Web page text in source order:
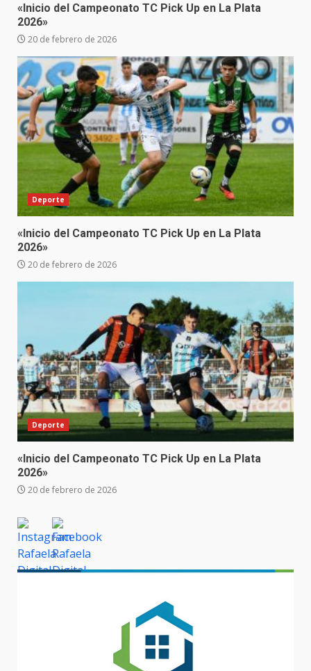
«Inicio del Campeonato TC Pick Up en La Plata
2026»
20 de febrero de 2026
Deporte
«Inicio del Campeonato TC Pick Up en La Plata
2026»
20 de febrero de 2026
Deporte
«Inicio del Campeonato TC Pick Up en La Plata
2026»
20 de febrero de 2026